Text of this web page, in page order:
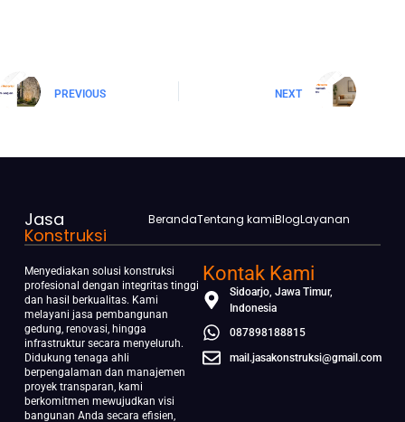
PREVIOUS NEXT
Jasa
Konstruksi
BerandaTentang kamiBlogLayanan
Menyediakan solusi konstruksi
profesional dengan integritas tinggi
dan hasil berkualitas. Kami
melayani jasa pembangunan
gedung, renovasi, hingga
infrastruktur secara menyeluruh.
Didukung tenaga ahli
berpengalaman dan manajemen
proyek transparan, kami
berkomitmen mewujudkan visi
bangunan Anda secara efisien,
Kontak Kami
Sidoarjo, Jawa Timur,
Indonesia
087898188815
mail.jasakonstruksi@gmail.com